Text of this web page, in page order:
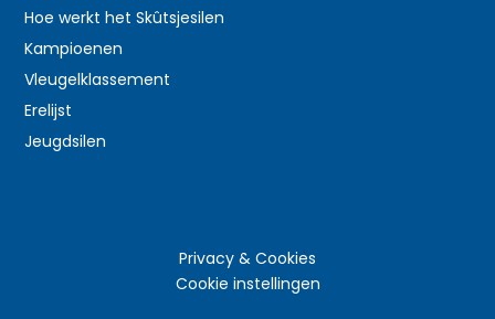
Hoe werkt het Skûtsjesilen
Kampioenen
Vleugelklassement
Erelijst
Jeugdsilen
Privacy & Cookies
Cookie instellingen